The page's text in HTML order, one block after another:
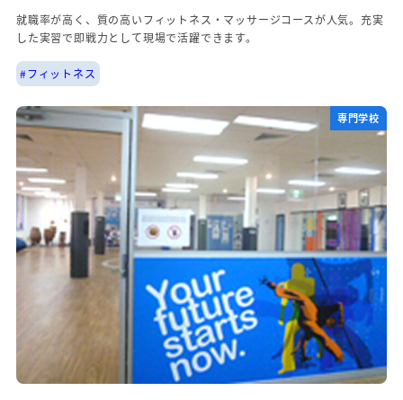
就職率が高く、質の高いフィットネス・マッサージコースが人気。充実
した実習で即戦力として現場で活躍できます。
#フィットネス
専門学校